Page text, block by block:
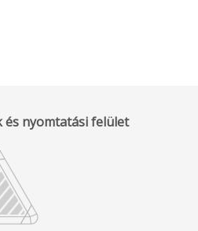
és nyomtatási felület